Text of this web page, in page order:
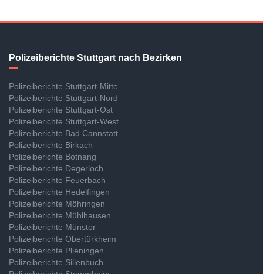
Polizeiberichte Stuttgart nach Bezirken
Polizeiberichte Stuttgart-Mitte
Polizeiberichte Stuttgart-Nord
Polizeiberichte Stuttgart-Ost
Polizeiberichte Stuttgart-West
Polizeiberichte Bad Cannstatt
Polizeiberichte Birkach
Polizeiberichte Botnang
Polizeiberichte Degerloch
Polizeiberichte Feuerbach
Polizeiberichte Hedelfingen
Polizeiberichte Möhringen
Polizeiberichte Mühlhausen
Polizeiberichte Münster
Polizeiberichte Obertürkheim
Polizeiberichte Plieningen
Polizeiberichte Sillenbuch